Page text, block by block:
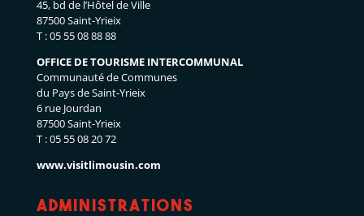
45, bd de l’Hôtel de Ville
87500 Saint-Yrieix
T : 05 55 08 88 88
OFFICE DE TOURISME INTERCOMMUNAL
Communauté de Communes
du Pays de Saint-Yrieix
6 rue Jourdan
87500 Saint-Yrieix
T : 05 55 08 20 72
www.visitlimousin.com
Administrations